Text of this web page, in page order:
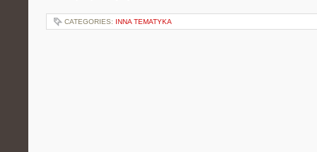
CATEGORIES: INNA TEMATYKA